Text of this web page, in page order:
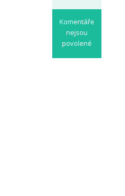
Komentáře
nejsou
povolené